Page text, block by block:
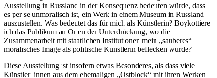
Ausstellung in Russland in der Konsequenz bedeuten würde, dass
es per se unmoralisch ist, ein Werk in einem Museum in Russland
auszustellen. Was bedeutet das für mich als Künstlerin? Boykottiere
ich das Publikum an Orten der Unterdrückung, wo die
Zusammenarbeit mit staatlichen Institutionen mein „sauberes“
moralisches Image als politische Künstlerin beflecken würde?
Diese Ausstellung ist insofern etwas Besonderes, als dass viele
Künstler_innen aus dem ehemaligen „Ostblock“ mit ihren Werken